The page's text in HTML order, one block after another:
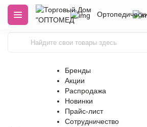
Бренды
Акции
Распродажа
Новинки
Прайс-лист
Сотрудничество